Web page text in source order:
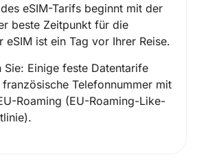
eSIM-Tarifs beginnt mit der
beste Zeitpunkt für die
eSIM ist ein Tag vor Ihrer Reise.
Sie: Einige feste Datentarife
Telefonnummer mit
Roaming (EU-Roaming-Like-